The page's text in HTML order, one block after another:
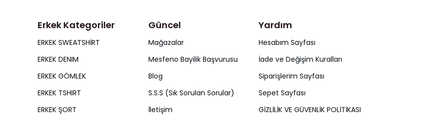
Erkek Kategoriler
ERKEK SWEATSHİRT
ERKEK DENIM
ERKEK GÖMLEK
ERKEK TSHIRT
ERKEK ŞORT
Güncel
Mağazalar
Mesfeno Bayilik Başvurusu
Blog
S.S.S (Sık Sorulan Sorular)
İletişim
Yardım
Hesabım Sayfası
İade ve Değişim Kuralları
Siparişlerim Sayfası
Sepet Sayfası
GİZLİLİK VE GÜVENLİK POLİTİKASI